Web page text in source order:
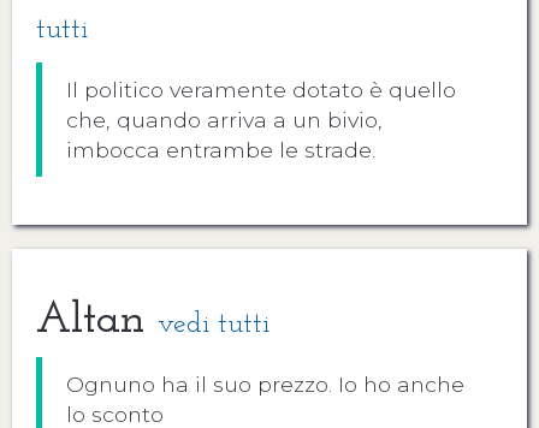
tutti
Il politico veramente dotato è quello
che, quando arriva a un bivio,
imbocca entrambe le strade.
Altan vedi tutti
Ognuno ha il suo prezzo. Io ho anche
lo sconto